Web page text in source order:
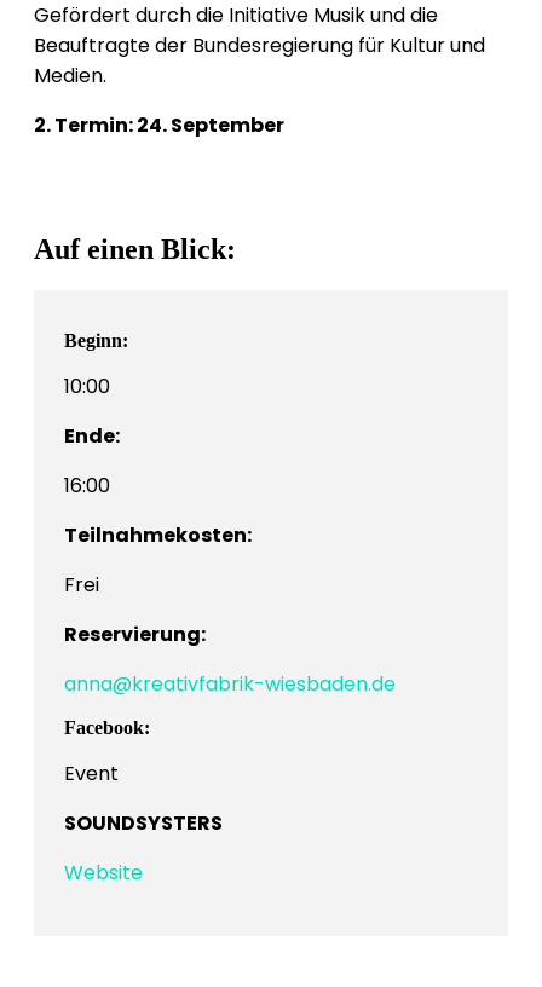
Gefördert durch die Initiative Musik und die
Beauftragte der Bundesregierung für Kultur und
Medien.
2. Termin: 24. September
Auf einen Blick:
Beginn:
10:00
Ende:
16:00
Teilnahmekosten:
Frei
Reservierung:
anna@kreativfabrik-wiesbaden.de
Facebook:
Event
SOUNDSYSTERS
Website